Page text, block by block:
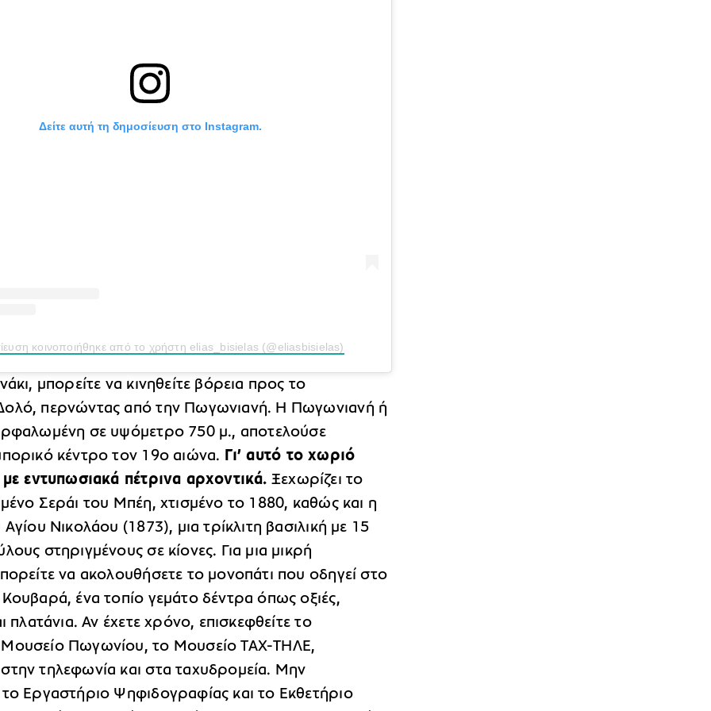
Δείτε αυτή τη δημοσίευση στο Instagram.
κοινοποιήθηκε από το χρήστη elias_bisielas (@eliasbisielas)
μπορείτε να κινηθείτε βόρεια προς το
περνώντας από την Πωγωνιανή. Η Πωγωνιανή ή
σε υψόμετρο 750 μ., αποτελούσε
κέντρο τον 19ο αιώνα. Γι’ αυτό το χωριό
με εντυπωσιακά πέτρινα αρχοντικά. Ξεχωρίζει το
Σεράι του Μπέη, χτισμένο το 1880, καθώς και η
Αγίου Νικολάου (1873), μια τρίκλιτη βασιλική με 15
στηριγμένους σε κίονες. Για μια μικρή
να ακολουθήσετε το μονοπάτι που οδηγεί στο
ένα τοπίο γεμάτο δέντρα όπως οξιές,
πλατάνια. Αν έχετε χρόνο, επισκεφθείτε το
Πωγωνίου, το Μουσείο ΤΑΧ-ΤΗΛΕ,
τηλεφωνία και στα ταχυδρομεία. Μην
το Εργαστήριο Ψηφιδογραφίας και το Εκθετήριο